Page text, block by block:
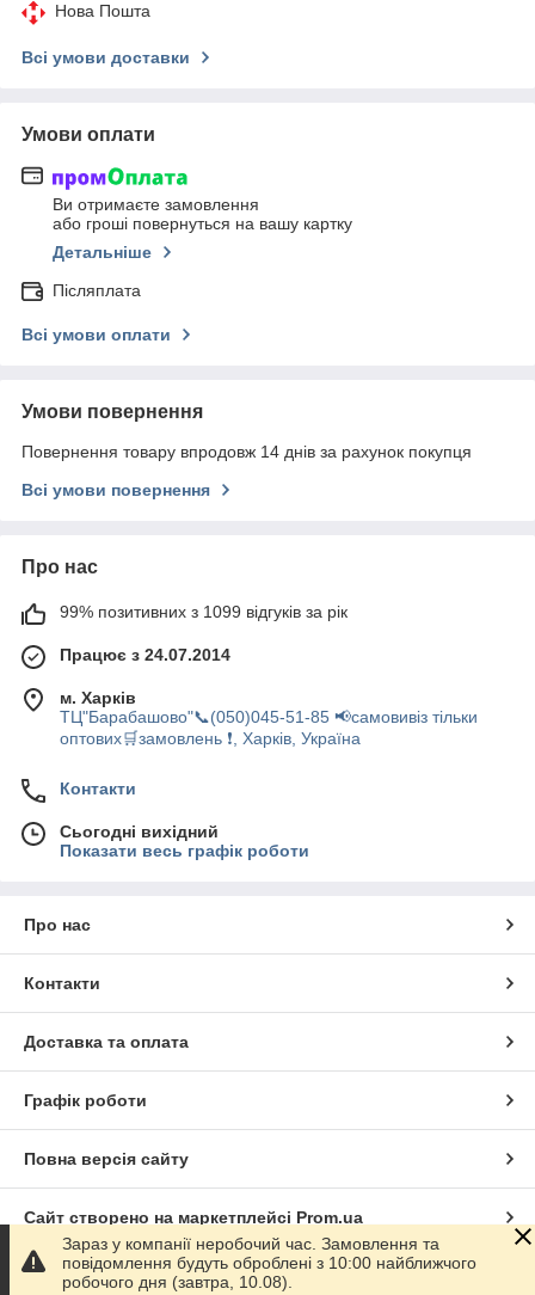
Нова Пошта
Всі умови доставки
Умови оплати
Ви отримаєте замовлення
або гроші повернуться на вашу картку
Детальніше
Післяплата
Всі умови оплати
Умови повернення
Повернення товару впродовж 14 днів за рахунок покупця
Всі умови повернення
Про нас
99% позитивних з 1099 відгуків за рік
Працює з 24.07.2014
м. Харків
ТЦ"Барабашово"📞(050)045-51-85 📢самовивіз тільки
оптових🛒замовлень ❗, Харків, Україна
Контакти
Сьогодні вихідний
Показати весь графік роботи
Про нас
Контакти
Доставка та оплата
Графік роботи
Повна версія сайту
Сайт створено на маркетплейсі Prom.ua
Політика конфіденційності
Зараз у компанії неробочий час. Замовлення та
повідомлення будуть оброблені з 10:00 найближчого
робочого дня (завтра, 10.08).